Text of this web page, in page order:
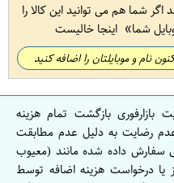
اگر شما هم می توانید این کالا را
شما اینجا خالیست
نام و موبایلتان را اضافه کنید
بازارفوری بازگشت تمام هزینه
رضایت به دلیل عدم مطابقت
سفارش داده شده مانند (معیوب
یا درخواست هزینه اضافه توسط